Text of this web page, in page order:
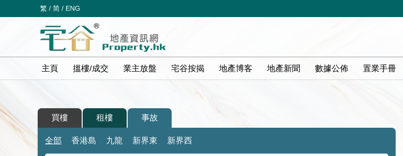
繁 / 简 / ENG
主頁 搵樓/成交 業主放盤 宅谷按揭 地產博客 地產新聞 數據公佈 置業手冊
買樓 租樓 事故
全部 香港島 九龍 新界東 新界西